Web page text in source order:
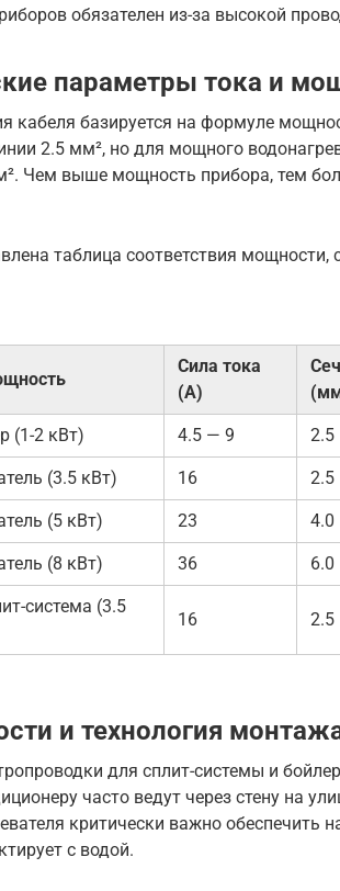
обязателен из-за высокой
параметры тока и
кабеля базируется на формуле
2.5 мм², но для мощного
Чем выше мощность прибора, тем
таблица соответствия
Сила тока
(А)
(1-2 кВт) 4.5 — 9 2.5
(3.5 кВт) 16 2.5
(5 кВт) 23 4.0
(8 кВт) 36 6.0
система (3.5
16 2.5
и технология
для сплит-системы и
часто ведут через стену на
критически важно обеспечить
с водой.